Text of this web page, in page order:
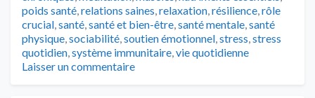
poids santé,relations saines,relaxation,résilience,rôle
crucial,santé,santé et bien-être,santé mentale,santé
physique,sociabilité,soutien émotionnel,stress,stress
quotidien,système immunitaire,vie quotidienne
Laisser un commentaire